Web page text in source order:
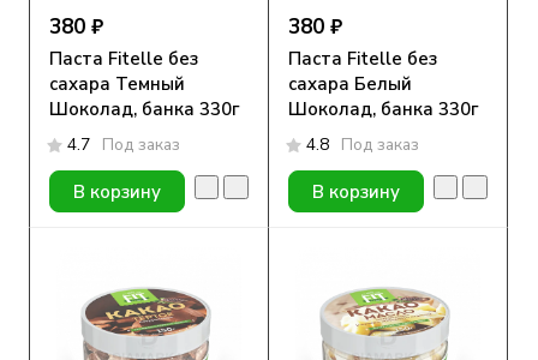
380 ₽
Паста Fitelle без
сахара Темный
Шоколад, банка 330г
4.7 Под заказ
В корзину
380 ₽
Паста Fitelle без
сахара Белый
Шоколад, банка 330г
4.8 Под заказ
В корзину